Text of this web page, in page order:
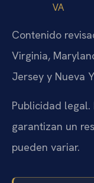
VA
Contenido
Virginia,
Jersey y Nueva
Publicidad legal.
garantizan un
pueden variar.